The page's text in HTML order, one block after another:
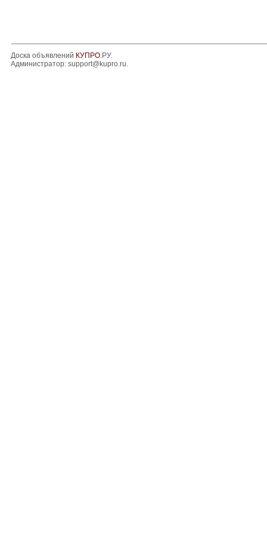
Доска объявлений КУПРО.РУ.
Администратор: support@kupro.ru.